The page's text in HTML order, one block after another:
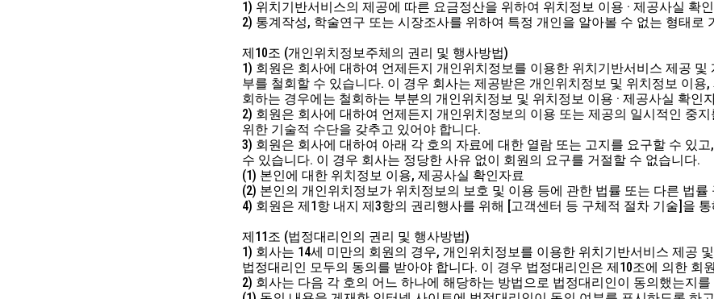
1) 위치기반서비스의 제공에 따른 요금정산을 위하여 위치정보 이용 · 제공사실 확
2) 통계작성, 학술연구 또는 시장조사를 위하여 특정 개인을 알아볼 수 없는 형태로
제10조 (개인위치정보주체의 권리 및 행사방법)
1) 회원은 회사에 대하여 언제든지 개인위치정보를 이용한 위치기반서비스 제공
부를 철회할 수 있습니다. 이 경우 회사는 제공받은 개인위치정보 및 위치정보 이
회하는 경우에는 철회하는 부분의 개인위치정보 및 위치정보 이용 · 제공사실 확인
2) 회원은 회사에 대하여 언제든지 개인위치정보의 이용 또는 제공의 일시적인 중
위한 기술적 수단을 갖추고 있어야 합니다.
3) 회원은 회사에 대하여 아래 각 호의 자료에 대한 열람 또는 고지를 요구할 수 있
수 있습니다. 이 경우 회사는 정당한 사유 없이 회원의 요구를 거절할 수 없습니다.
(1) 본인에 대한 위치정보 이용, 제공사실 확인자료
(2) 본인의 개인위치정보가 위치정보의 보호 및 이용 등에 관한 법률 또는 다른 법
4) 회원은 제1항 내지 제3항의 권리행사를 위해 [고객센터 등 구체적 절차 기술]을
제11조 (법정대리인의 권리 및 행사방법)
1) 회사는 14세 미만의 회원의 경우, 개인위치정보를 이용한 위치기반서비스 제공
법정대리인 모두의 동의를 받아야 합니다. 이 경우 법정대리인은 제10조에 의한 회
2) 회사는 다음 각 호의 어느 하나에 해당하는 방법으로 법정대리인이 동의했는지